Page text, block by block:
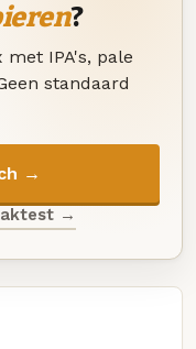
?
met IPA's, pale
standaard
→
→